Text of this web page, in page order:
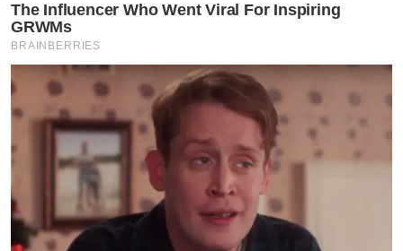
The Influencer Who Went Viral For Inspiring
GRWMs
BRAINBERRIES